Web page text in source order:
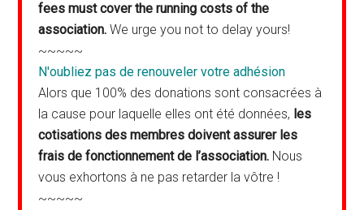
fees must cover the running costs of the
association. We urge you not to delay yours!
~~~~~
N'oubliez pas de renouveler votre adhésion
Alors que 100% des donations sont consacrées à
la cause pour laquelle elles ont été données, les
cotisations des membres doivent assurer les
frais de fonctionnement de l’association. Nous
vous exhortons à ne pas retarder la vôtre !
~~~~~